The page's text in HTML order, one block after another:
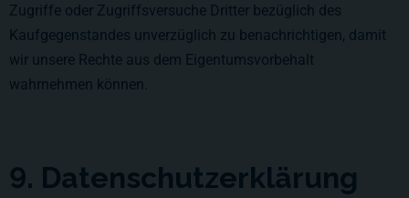
Zugriffe oder Zugriffsversuche Dritter bezüglich des
Kaufgegenstandes unverzüglich zu benachrichtigen, damit
wir unsere Rechte aus dem Eigentumsvorbehalt
wahrnehmen können.
9. Datenschutzerklärung